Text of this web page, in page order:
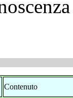
Contenuto